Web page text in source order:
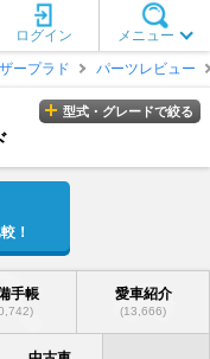
メニュー
ログイン
ープラド パーツレビュー
型式・グレードで絞る
！
手帳 愛車紹介
(13,666)